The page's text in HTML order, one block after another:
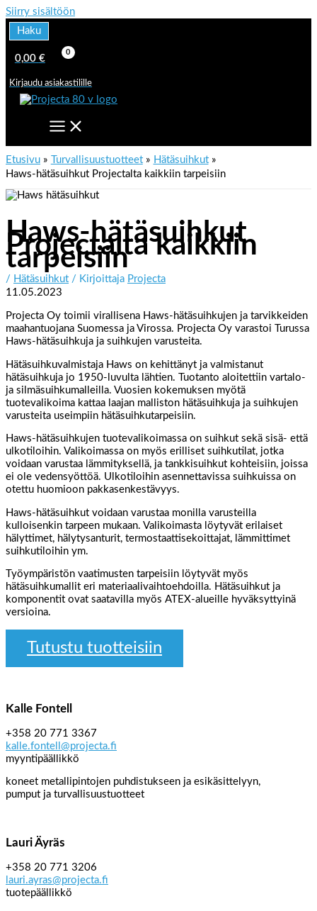
Siirry sisältöön
Haku
0,00 €
Kirjaudu asiakastilille
Etusivu Turvallisuustuotteet
Hätäsuihkut
Haws-hätäsuihkut Projectalta kaikkiin tarpeisiin
Haws-hätäsuihkut
Projectalta kaikkiin
tarpeisiin
/ Hätäsuihkut / Kirjoittaja Projecta
11.05.2023
Projecta Oy toimii virallisena Haws-hätäsuihkujen ja tarvikkeiden
maahantuojana Suomessa ja Virossa. Projecta Oy varastoi Turussa
Haws-hätäsuihkuja ja suihkujen varusteita.
Hätäsuihkuvalmistaja Haws on kehittänyt ja valmistanut
hätäsuihkuja jo 1950-luvulta lähtien. Tuotanto aloitettiin vartalo-
ja silmäsuihkumalleilla. Vuosien kokemuksen myötä
tuotevalikoima kattaa laajan malliston hätäsuihkuja ja suihkujen
varusteita useimpiin hätäsuihkutarpeisiin.
Haws-hätäsuihkujen tuotevalikoimassa on suihkut sekä sisä- että
ulkotiloihin. Valikoimassa on myös erilliset suihkutilat, jotka
voidaan varustaa lämmityksellä, ja tankkisuihkut kohteisiin, joissa
ei ole vedensyöttöä. Ulkotiloihin asennettavissa suihkuissa on
otettu huomioon pakkasenkestävyys.
Haws-hätäsuihkut voidaan varustaa monilla varusteilla
kulloisenkin tarpeen mukaan. Valikoimasta löytyvät erilaiset
hälyttimet, hälytysanturit, termostaattisekoittajat, lämmittimet
suihkutiloihin ym.
Työympäristön vaatimusten tarpeisiin löytyvät myös
hätäsuihkumallit eri materiaalivaihtoehdoilla. Hätäsuihkut ja
komponentit ovat saatavilla myös ATEX-alueille hyväksyttyinä
versioina.
Tutustu tuotteisiin
Kalle Fontell
+358 20 771 3367
kalle.fontell@projecta.fi
myyntipäällikkö
koneet metallipintojen puhdistukseen ja esikäsittelyyn,
pumput ja turvallisuustuotteet
Lauri Äyräs
+358 20 771 3206
lauri.ayras@projecta.fi
tuotepäällikkö